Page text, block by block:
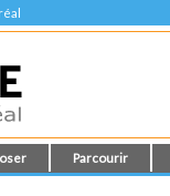
Parcourir